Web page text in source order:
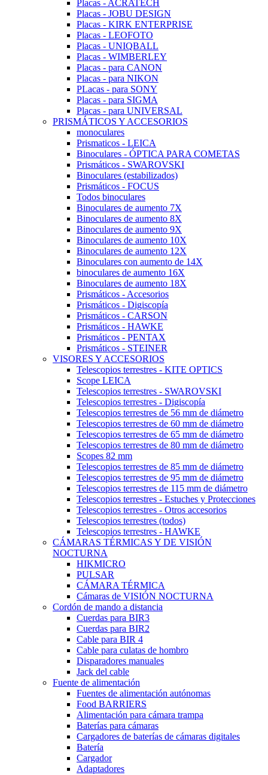
Placas - ACRATECH
Placas - JOBU DESIGN
Placas - KIRK ENTERPRISE
Placas - LEOFOTO
Placas - UNIQBALL
Placas - WIMBERLEY
Placas - para CANON
Placas - para NIKON
PLacas - para SONY
Placas - para SIGMA
Placas - para UNIVERSAL
PRISMÁTICOS Y ACCESORIOS
monoculares
Prismaticos - LEICA
Binoculares - ÓPTICA PARA COMETAS
Prismáticos - SWAROVSKI
Binoculares (estabilizados)
Prismáticos - FOCUS
Todos binoculares
Binoculares de aumento 7X
Binoculares de aumento 8X
Binoculares de aumento 9X
Binoculares de aumento 10X
Binoculares de aumento 12X
Binoculares con aumento de 14X
binoculares de aumento 16X
Binoculares de aumento 18X
Prismáticos - Accesorios
Prismáticos - Digiscopía
Prismáticos - CARSON
Prismáticos - HAWKE
Prismáticos - PENTAX
Prismáticos - STEINER
VISORES Y ACCESORIOS
Telescopios terrestres - KITE OPTICS
Scope LEICA
Telescopios terrestres - SWAROVSKI
Telescopios terrestres - Digiscopía
Telescopios terrestres de 56 mm de diámetro
Telescopios terrestres de 60 mm de diámetro
Telescopios terrestres de 65 mm de diámetro
Telescopios terrestres de 80 mm de diámetro
Scopes 82 mm
Telescopios terrestres de 85 mm de diámetro
Telescopios terrestres de 95 mm de diámetro
Telescopios terrestres de 115 mm de diámetro
Telescopios terrestres - Estuches y Protecciones
Telescopios terrestres - Otros accesorios
Telescopios terrestres (todos)
Telescopios terrestres - HAWKE
CÁMARAS TÉRMICAS Y DE VISIÓN
NOCTURNA
HIKMICRO
PULSAR
CÁMARA TÉRMICA
Cámaras de VISIÓN NOCTURNA
Cordón de mando a distancia
Cuerdas para BIR3
Cuerdas para BIR2
Cable para BIR 4
Cable para culatas de hombro
Disparadores manuales
Jack del cable
Fuente de alimentación
Fuentes de alimentación autónomas
Food BARRIERS
Alimentación para cámara trampa
Baterías para cámaras
Cargadores de baterías de cámaras digitales
Batería
Cargador
Adaptadores